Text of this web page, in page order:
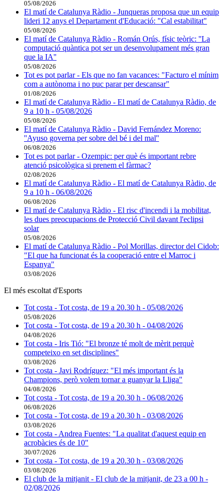
05/08/2026
El matí de Catalunya Ràdio - Junqueras proposa que un equip
lideri 12 anys el Departament d'Educació: "Cal estabilitat"
05/08/2026
El matí de Catalunya Ràdio - Román Orús, físic teòric: ''La
computació quàntica pot ser un desenvolupament més gran
que la IA''
05/08/2026
Tot es pot parlar - Els que no fan vacances: "Facturo el mínim
com a autònoma i no puc parar per descansar"
01/08/2026
El matí de Catalunya Ràdio - El matí de Catalunya Ràdio, de
9 a 10 h - 05/08/2026
05/08/2026
El matí de Catalunya Ràdio - David Fernández Moreno:
''Ayuso governa per sobre del bé i del mal''
06/08/2026
Tot es pot parlar - Ozempic: per què és important rebre
atenció psicològica si prenem el fàrmac?
02/08/2026
El matí de Catalunya Ràdio - El matí de Catalunya Ràdio, de
9 a 10 h - 06/08/2026
06/08/2026
El matí de Catalunya Ràdio - El risc d'incendi i la mobilitat,
les dues preocupacions de Protecció Civil davant l'eclipsi
solar
05/08/2026
El matí de Catalunya Ràdio - Pol Morillas, director del Cidob:
"El que ha funcionat és la cooperació entre el Marroc i
Espanya"
03/08/2026
El més escoltat d'Esports
Tot costa - Tot costa, de 19 a 20.30 h - 05/08/2026
05/08/2026
Tot costa - Tot costa, de 19 a 20.30 h - 04/08/2026
04/08/2026
Tot costa - Iris Tió: "El bronze té molt de mèrit perquè
competeixo en set disciplines"
03/08/2026
Tot costa - Javi Rodríguez: "El més important és la
Champions, però volem tornar a guanyar la Lliga"
04/08/2026
Tot costa - Tot costa, de 19 a 20.30 h - 06/08/2026
06/08/2026
Tot costa - Tot costa, de 19 a 20.30 h - 03/08/2026
03/08/2026
Tot costa - Andrea Fuentes: "La qualitat d'aquest equip en
acrobàcies és de 10"
30/07/2026
Tot costa - Tot costa, de 19 a 20.30 h - 03/08/2026
03/08/2026
El club de la mitjanit - El club de la mitjanit, de 23 a 00 h -
02/08/2026